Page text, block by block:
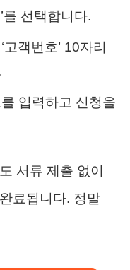
를 선택합니다.
객번호’ 10자리
입력하고 신청을
서류 제출 없이
료됩니다. 정말